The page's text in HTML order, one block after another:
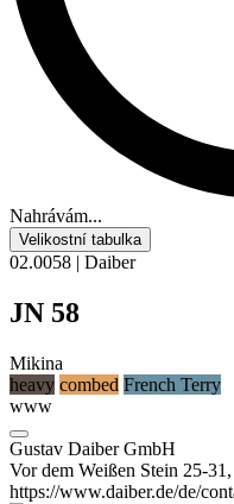
Nahrávám...
Velikostní tabulka
02.0058 | Daiber
JN 58
Mikina
heavy combed French Terry
www
Gustav Daiber GmbH
Vor dem Weißen Stein 25-
https://www.daiber.de/de/